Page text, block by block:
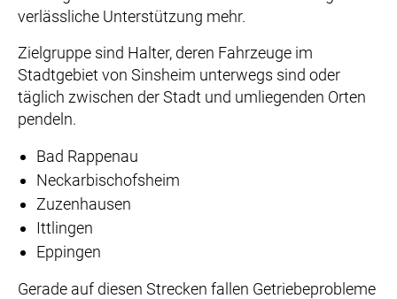
verlässliche Unterstützung mehr.
Zielgruppe sind Halter, deren Fahrzeuge im
Stadtgebiet von Sinsheim unterwegs sind oder
täglich zwischen der Stadt und umliegenden Orten
pendeln.
Bad Rappenau
Neckarbischofsheim
Zuzenhausen
Ittlingen
Eppingen
Gerade auf diesen Strecken fallen Getriebeprobleme